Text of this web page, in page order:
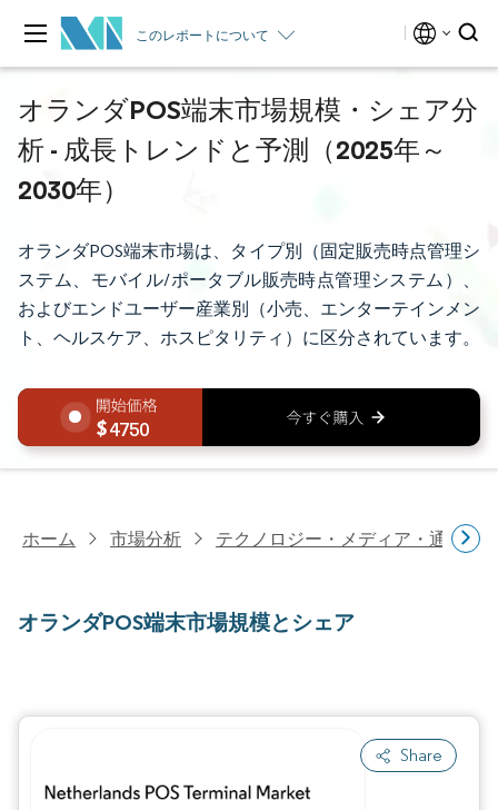
このレポートについて
オランダPOS端末市場規模・シェア分
析 - 成長トレンドと予測（2025年～
2030年）
オランダPOS端末市場は、タイプ別（固定販売時点管理シ
ステム、モバイル/ポータブル販売時点管理システム）、
およびエンドユーザー産業別（小売、エンターテインメン
ト、ヘルスケア、ホスピタリティ）に区分されています。
4750
ホーム 市場分析 テクノロジー・メディア・通信研
オランダPOS端末市場規模とシェア
Share